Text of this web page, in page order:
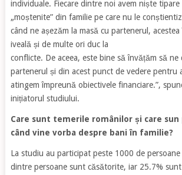
individuale. Fiecare dintre noi avem niște tipare
„moștenite” din familie pe care nu le
când ne așezăm la masă cu partenerul, acestea
iveală și de multe ori duc la
conflicte. De aceea, este bine să învățăm să ne
partenerul și din acest punct de vedere pentru
atingem împreună obiectivele financiare.”,
inițiatorul studiului.
Care sunt temerile românilor și care
când vine vorba despre bani în familie?
La studiu au participat peste 1000 de
dintre persoane sunt căsătorite, iar 25.7%